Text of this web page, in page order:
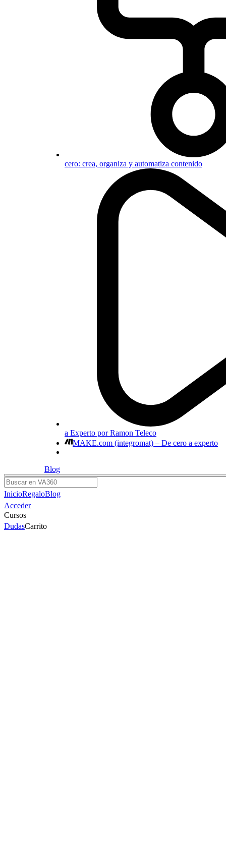
cero: crea, organiza y automatiza contenido
a Experto por Ramon Teleco
MAKE.com (integromat) – De cero a experto
Blog
Buscar
InicioRegaloBlog
Acceder
Cursos
DudasCarrito